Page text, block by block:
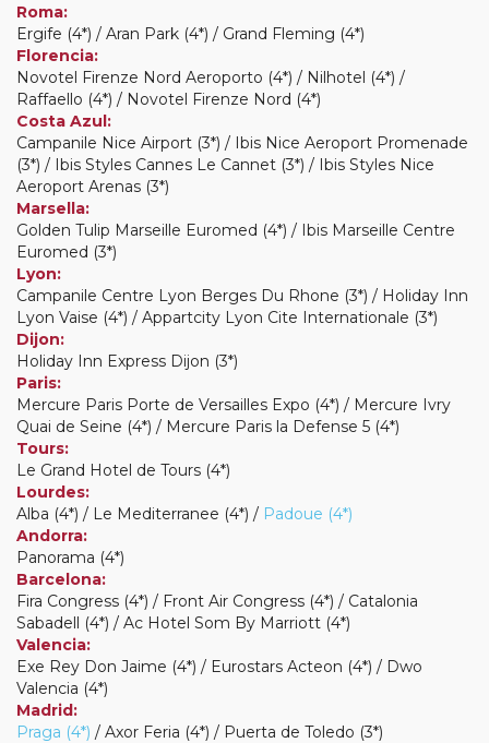
Roma:
Ergife (4*) / Aran Park (4*) / Grand Fleming (4*)
Florencia:
Novotel Firenze Nord Aeroporto (4*) / Nilhotel (4*) /
Raffaello (4*) / Novotel Firenze Nord (4*)
Costa Azul:
Campanile Nice Airport (3*) / Ibis Nice Aeroport Promenade
(3*) / Ibis Styles Cannes Le Cannet (3*) / Ibis Styles Nice
Aeroport Arenas (3*)
Marsella:
Golden Tulip Marseille Euromed (4*) / Ibis Marseille Centre
Euromed (3*)
Lyon:
Campanile Centre Lyon Berges Du Rhone (3*) / Holiday Inn
Lyon Vaise (4*) / Appartcity Lyon Cite Internationale (3*)
Dijon:
Holiday Inn Express Dijon (3*)
Paris:
Mercure Paris Porte de Versailles Expo (4*) / Mercure Ivry
Quai de Seine (4*) / Mercure Paris la Defense 5 (4*)
Tours:
Le Grand Hotel de Tours (4*)
Lourdes:
Alba (4*) / Le Mediterranee (4*) / Padoue (4*)
Andorra:
Panorama (4*)
Barcelona:
Fira Congress (4*) / Front Air Congress (4*) / Catalonia
Sabadell (4*) / Ac Hotel Som By Marriott (4*)
Valencia:
Exe Rey Don Jaime (4*) / Eurostars Acteon (4*) / Dwo
Valencia (4*)
Madrid:
Praga (4*) / Axor Feria (4*) / Puerta de Toledo (3*)